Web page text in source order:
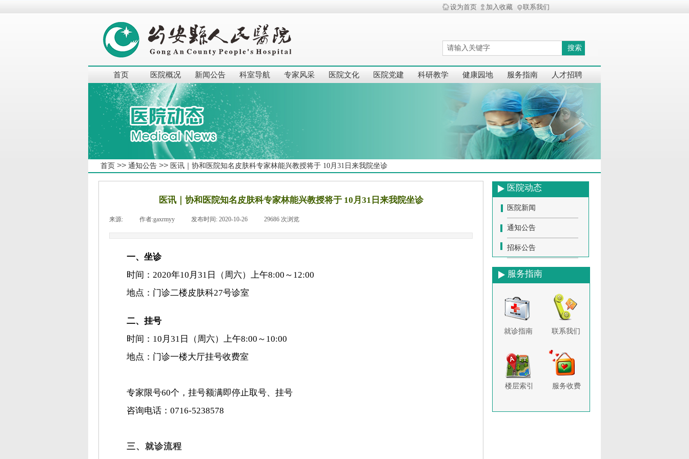
设为首页 加入收藏 联系我们
搜索
首页 医院概况 新闻公告 科室导航 专家风采 医院文化 医院党建 科研教学 健康园地 服务指南 人才招聘
首页 >> 通知公告 >> 医讯｜协和医院知名皮肤科专家林能兴教授将于 10月31日来我院坐诊
医讯｜协和医院知名皮肤科专家林能兴教授将于 10月31日来我院坐诊
来源: 作者:gaxrmyy 发布时间: 2020-10-26 29686 次浏览
一、坐诊
时间：2020年10月31日（周六）上午8:00～12:00
地点： 门诊二楼皮肤科27号诊室
二、挂号
时间：10 月31 日（周六）上午8:00～10:00
地点： 门诊一楼大厅挂号收费室
专家限号60个，挂号额满即停止取号、挂号
咨询电话：0716-5238578
三、 就诊流程
医院动态
医院新闻
通知公告
招标公告
服务指南
联系我们
就诊指南
楼层索引 服务收费